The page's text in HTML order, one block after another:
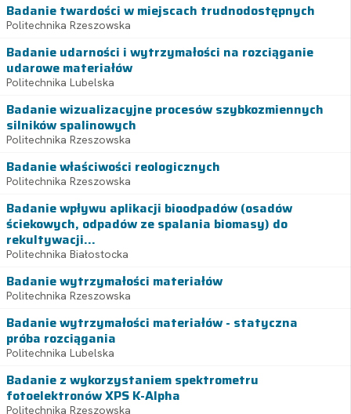
Badanie twardości w miejscach trudnodostępnych
Politechnika Rzeszowska
Badanie udarności i wytrzymałości na rozciąganie
udarowe materiałów
Politechnika Lubelska
Badanie wizualizacyjne procesów szybkozmiennych
silników spalinowych
Politechnika Rzeszowska
Badanie właściwości reologicznych
Politechnika Rzeszowska
Badanie wpływu aplikacji bioodpadów (osadów
ściekowych, odpadów ze spalania biomasy) do
rekultywacji...
Politechnika Białostocka
Badanie wytrzymałości materiałów
Politechnika Rzeszowska
Badanie wytrzymałości materiałów - statyczna
próba rozciągania
Politechnika Lubelska
Badanie z wykorzystaniem spektrometru
fotoelektronów XPS K-Alpha
Politechnika Rzeszowska